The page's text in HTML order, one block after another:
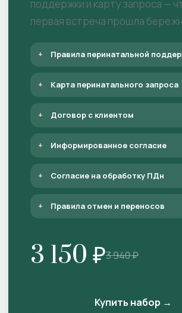
поддержки и карту запроса —
первая встреча прошла
Правила перинатальной
Карта перинатального запроса
Договор с клиентом
Информированное согласие
Согласие на обработку ПДн
Правила отмен и переносов
3 150 ₽3 940 ₽
Купить набор →